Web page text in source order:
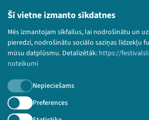
Šī vietne izmanto sīkdatnes
Mēs izmantojam sīkfailus, lai nodrošinātu un
pieredzi, nodrošinātu sociālo saziņas līdzekļu
mūsu datplūsmu. Detalizētāk: https://
noteikumi
Nepieciešams
Preferences
Lietošanas noteikumi un sīkdatņu
Bērnu aizsardzības politika
© 2026 Sarunu festivāls LAMPA
paturētas.
Piesakies jaunumiem!